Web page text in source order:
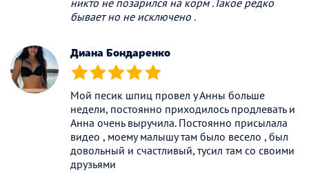
никто не позарился на корм .Такое редко
бывает но не исключено .
Диана Бондаренко
(*) (*) (*) (*) (*)
Мой песик шпиц провел у Анны больше
недели, постоянно приходилось продлевать и
Анна очень выручила. Постоянно присылала
видео , моему малышу там было весело , был
довольный и счастливый, тусил там со своими
друзьями